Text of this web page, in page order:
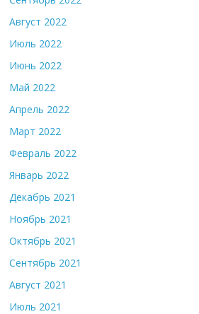
Август 2022
Июль 2022
Июнь 2022
Май 2022
Апрель 2022
Март 2022
Февраль 2022
Январь 2022
Декабрь 2021
Ноябрь 2021
Октябрь 2021
Сентябрь 2021
Август 2021
Июль 2021